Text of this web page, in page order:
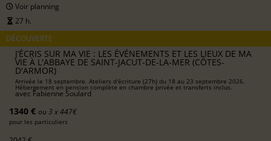
Voir planning
27 h.
DÉCOUVERTE
J’ÉCRIS SUR MA VIE : LES ÉVÉNEMENTS ET LES LIEUX DE MA
VIE À L'ABBAYE DE SAINT-JACUT-DE-LA-MER (CÔTES-
D'ARMOR)
Arrivée le 18 septembre. Ateliers d'écriture (27h) du 18 au 23 septembre 2026.
Hébergement en pension complète en chambre privée et transferts inclus.
avec Fabienne Soulard
1340 € ou 3 x 447€
pour les particuliers